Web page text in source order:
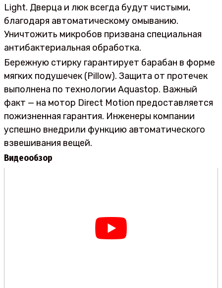
Light. Дверца и люк всегда будут чистыми,
благодаря автоматическому омыванию.
Уничтожить микробов призвана специальная
антибактериальная обработка.
Бережную стирку гарантирует барабан в форме
мягких подушечек (Pillow). Защита от протечек
выполнена по технологии Aquastop. Важный
факт — на мотор Direct Motion предоставляется
пожизненная гарантия. Инженеры компании
успешно внедрили функцию автоматического
взвешивания вещей.
Видеообзор